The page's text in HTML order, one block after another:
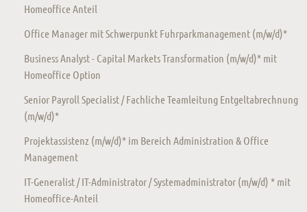
Homeoffice Anteil
Office Manager mit Schwerpunkt Fuhrparkmanagement (m/w/d)*
Business Analyst - Capital Markets Transformation (m/w/d)* mit
Homeoffice Option
Senior Payroll Specialist / Fachliche Teamleitung Entgeltabrechnung
(m/w/d)*
Projektassistenz (m/w/d)* im Bereich Administration & Office
Management
IT-Generalist / IT-Administrator / Systemadministrator (m/w/d) * mit
Homeoffice-Anteil